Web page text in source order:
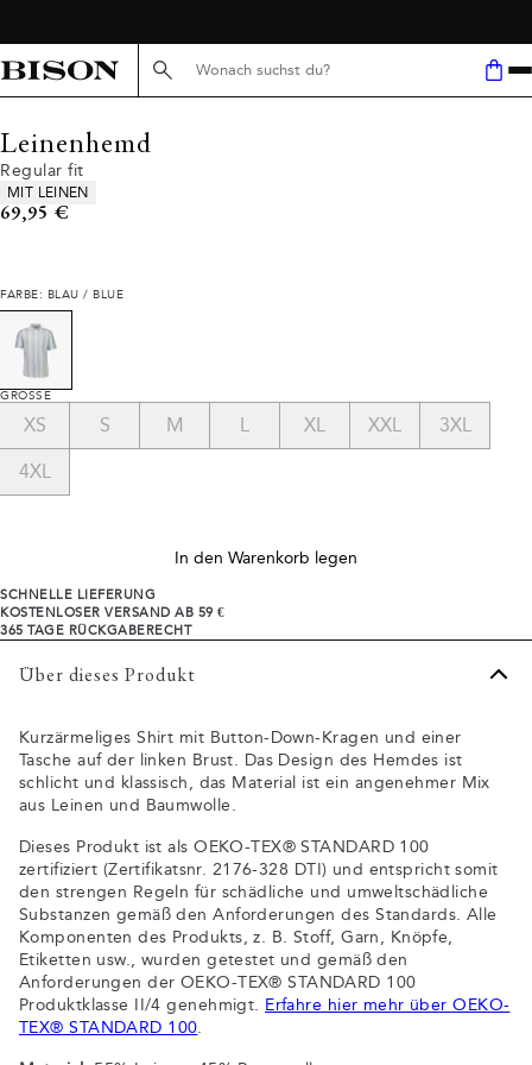
Suche hier...
Leinenhemd
Regular fit
Produkteigenschaften
MIT LEINEN
Preis
69,95 €
FARBE: BLAU / BLUE
GRÖSSE
XS S M L XL XXL 3XL
4XL
In den Warenkorb legen
SCHNELLE LIEFERUNG
KOSTENLOSER VERSAND AB 59 €
365 TAGE RÜCKGABERECHT
Über dieses Produkt
Kurzärmeliges Shirt mit Button-Down-Kragen und einer
Tasche auf der linken Brust. Das Design des Hemdes ist
schlicht und klassisch, das Material ist ein angenehmer Mix
aus Leinen und Baumwolle.
Dieses Produkt ist als OEKO-TEX® STANDARD 100
zertifiziert (Zertifikatsnr. 2176-328 DTI) und entspricht somit
den strengen Regeln für schädliche und umweltschädliche
Substanzen gemäß den Anforderungen des Standards. Alle
Komponenten des Produkts, z. B. Stoff, Garn, Knöpfe,
Etiketten usw., wurden getestet und gemäß den
Anforderungen der OEKO-TEX® STANDARD 100
Produktklasse II/4 genehmigt. Erfahre hier mehr über OEKO-
TEX® STANDARD 100.